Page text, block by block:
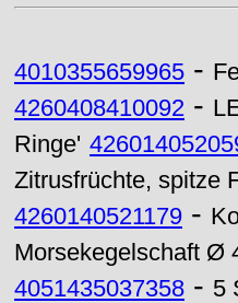
4010355659965 -
4260408410092 -
Ringe'
Zitrusfrüchte, spitze
4260140521179 -
Morsekegelschaft Ø
4051435037358 - 5